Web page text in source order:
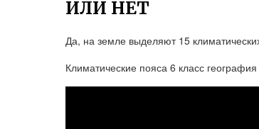
ИЛИ НЕТ
Да, на земле выделяют 15
Климатические пояса 6 класс география